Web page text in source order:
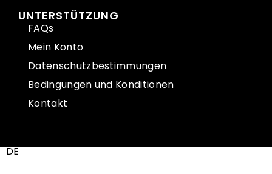
UNTERSTÜTZUNG
FAQs
Mein Konto
Datenschutzbestimmungen
Bedingungen und Konditionen
Kontakt
DE